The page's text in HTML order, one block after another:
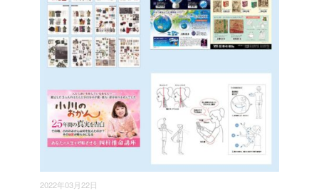
2022年03月22日